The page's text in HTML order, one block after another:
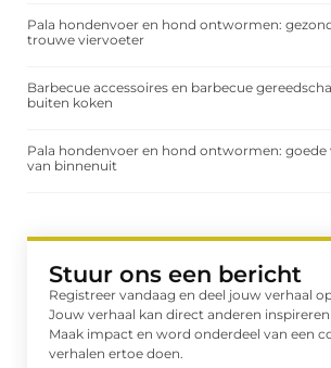
Pala hondenvoer en hond ontwormen:
trouwe viervoeter
Barbecue accessoires en barbecue
buiten koken
Pala hondenvoer en hond ontwormen:
van binnenuit
Stuur ons een bericht
Registreer vandaag en deel jouw verhaal
Jouw verhaal kan direct anderen
Maak impact en word onderdeel van een
verhalen ertoe doen.